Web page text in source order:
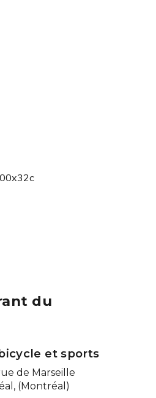
du
et sports
de Marseille
(Montréal)